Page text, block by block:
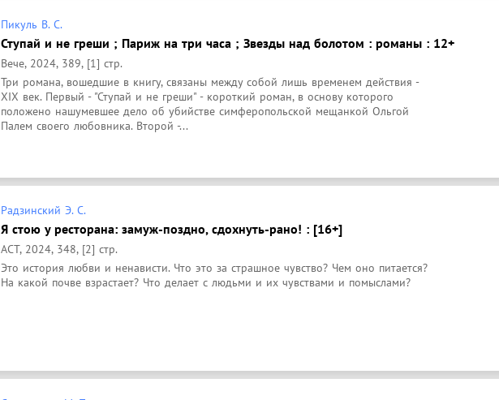
Пикуль В. С.
Ступай и не греши ; Париж на три часа ; Звезды над болотом : романы : 12+
Вече, 2024, 389, [1] стр.
Три романа, вошедшие в книгу, связаны между собой лишь временем действия -
XIX век. Первый - "Ступай и не греши" - короткий роман, в основу которого
положено нашумевшее дело об убийстве симферопольской мещанкой Ольгой
Палем своего любовника. Второй -...
Радзинский Э. С.
Я стою у ресторана: замуж-поздно, сдохнуть-рано! : [16+]
АСТ, 2024, 348, [2] стр.
Это история любви и ненависти. Что это за страшное чувство? Чем оно питается?
На какой почве взрастает? Что делает с людьми и их чувствами и помыслами?